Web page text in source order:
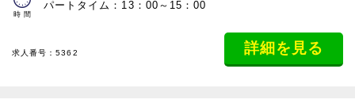
時間
パートタイム：13：00～15：00
求人番号：5362 詳細を見る